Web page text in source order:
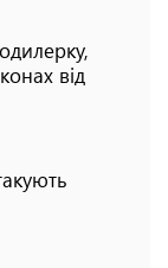
від